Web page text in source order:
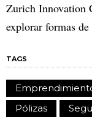
Zurich Innovation
explorar formas
TAGS
Pólizas